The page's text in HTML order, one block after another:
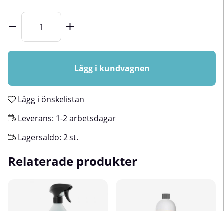
Lägg i kundvagnen
Lägg i önskelistan
Leverans: 1-2 arbetsdagar
Lagersaldo: 2st.
Relaterade produkter